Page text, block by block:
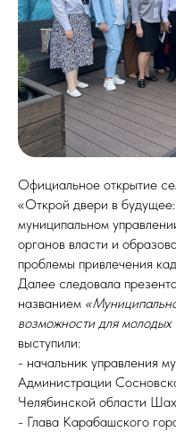
Официальное открытие
«Открой двери в
муниципальном
органов власти и
проблемы привлечения
Далее следовала
названием
возможности для молодых
выступили:
- начальник управления
Администрации
Челябинской области
- Глава Карабашского